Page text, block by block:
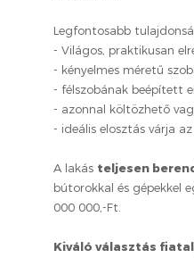
Legfontosabb
- Világos, praktikusan
- kényelmes méretű
- félszobának beépített
- azonnal költözhető
- ideális elosztás várja
A lakás teljesen
bútorokkal és gépekkel
000 000,-Ft.
Kiváló választás